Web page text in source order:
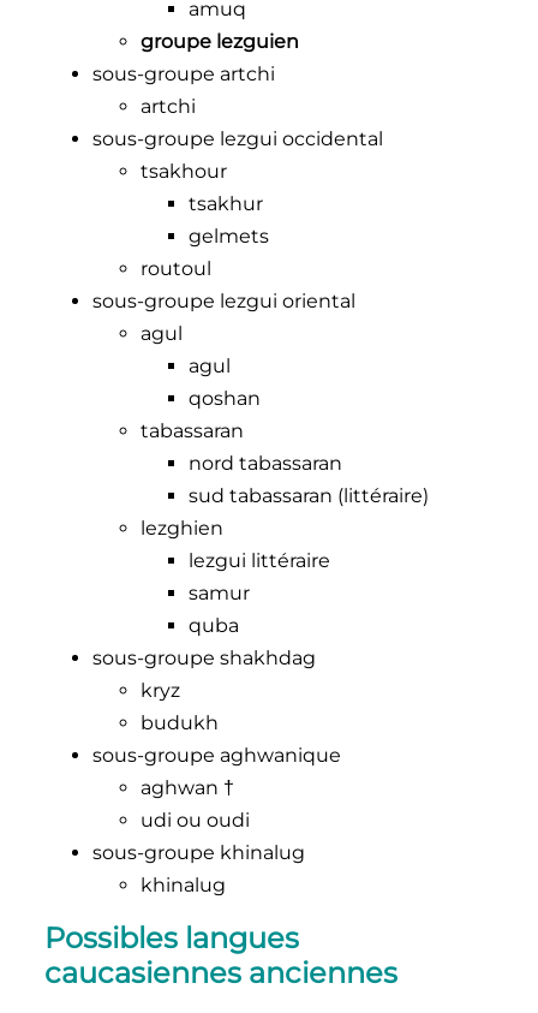
amuq
groupe lezguien
sous-groupe artchi
artchi
sous-groupe lezgui occidental
tsakhour
tsakhur
gelmets
routoul
sous-groupe lezgui oriental
agul
agul
qoshan
tabassaran
nord tabassaran
sud tabassaran (littéraire)
lezghien
lezgui littéraire
samur
quba
sous-groupe shakhdag
kryz
budukh
sous-groupe aghwanique
aghwan †
udi ou oudi
sous-groupe khinalug
khinalug
Possibles langues
caucasiennes anciennes